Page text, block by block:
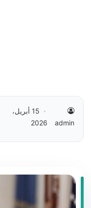
admin
15 أبريل،
2026